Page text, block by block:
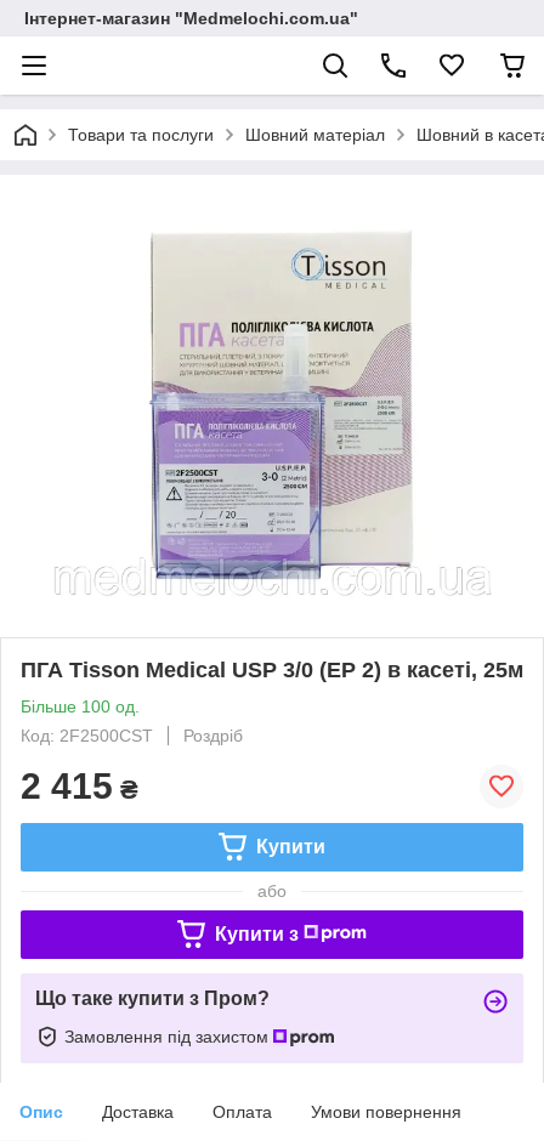
Інтернет-магазин "Medmelochi.com.ua"
Товари та послуги Шовний матеріал Шовний в
ПГА Tisson Medical USP 3/0 (EP 2) в касеті, 25м
Більше 100 од.
Код: 2F2500CST
Роздріб
2 415 ₴
Купити
або
Купити з
Що таке купити з Пром?
Замовлення під захистом
Опис Доставка Оплата Умови повернення